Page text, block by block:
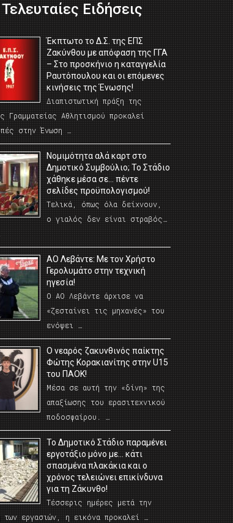
Τελευταίες Ειδήσεις
Έκπτωτο το Δ.Σ. της ΕΠΣ
Ζακύνθου με απόφαση της ΓΓΑ
– Στο προσκήνιο η καταγγελία
Ραυτόπουλου και οι επόμενες
κινήσεις της Ένωσης!
Διαπιστωτική πράξη της
Γραμματείας Αθλητισμού προκαλεί
στην Ένωση …
Νομιμότητα αλά καρτ στο
Δημοτικό Συμβούλιο; Το Στάδιο
χάθηκε μέσα σε… πέντε
σελίδες προϋπολογισμού!
Τελικά, όπως όλα δείχνουν,
ο γιαλός δεν είναι στραβός…
ΑΟ Λεβάντε: Με τον Χρήστο
Γερολυμάτο στην τεχνική
ηγεσία!
Ο ΑΟ Λεβάντε άρχισε να
«ζεσταίνει τις μηχανές» του
ενόψει …
O νεαρός ζακυνθινός παίκτης
Φώτης Κορακιανίτης στην U15
του ΠΑΟΚ!
Μέσα σε αυτή την «δίνη» της
απαξίωσης του ερασιτεχνικού
ποδοσφαίρου. …
Το Δημοτικό Στάδιο παραμένει
εργοτάξιο μόνο με… κάτι
σπασμένα πλακάκια και ο
χρόνος τελειώνει επικίνδυνα
για τη Ζάκυνθο!
Τέσσερις ημέρες μετά την
των εργασιών, η εικόνα προκαλεί …